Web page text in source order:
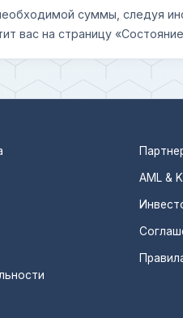
суммы, следуя
вас на страницу
AML &